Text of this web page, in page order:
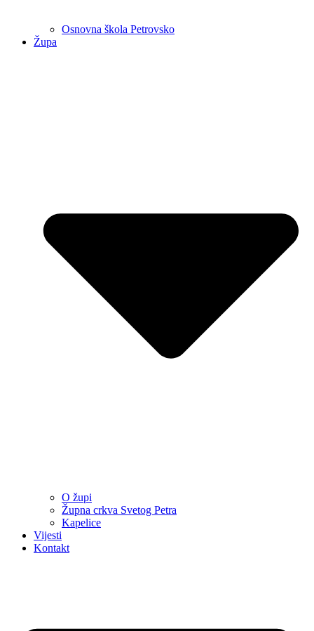
Osnovna škola Petrovsko
Župa
O župi
Župna crkva Svetog Petra
Kapelice
Vijesti
Kontakt